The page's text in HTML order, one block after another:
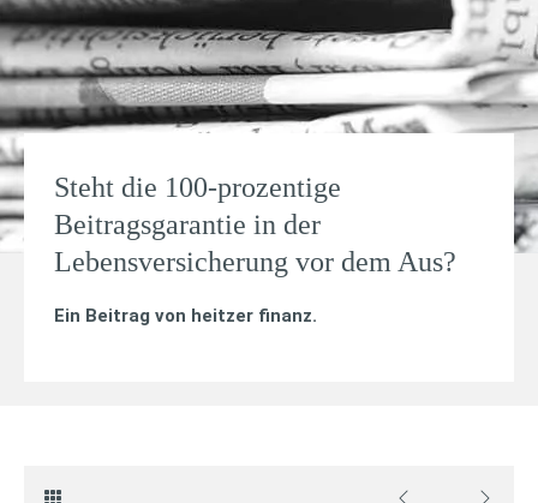
Steht die 100-prozentige
Beitragsgarantie in der
Lebensversicherung vor dem Aus?
Ein Beitrag von heitzer finanz.